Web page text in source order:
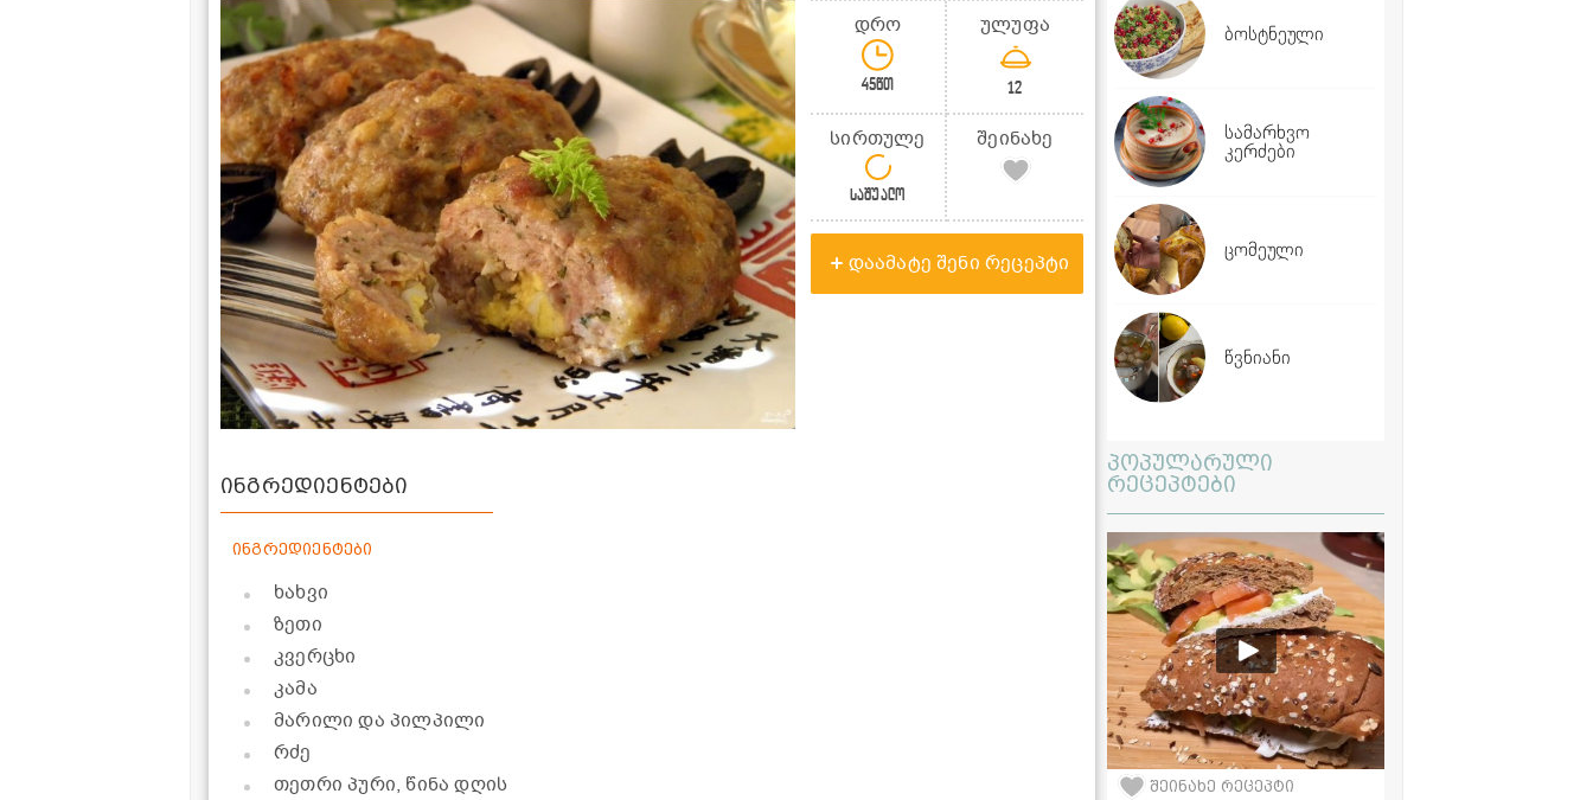
დრო
45წთ
ულუფა
12
სირთულე
საშუალო
შეინახე
დაამატე შენი რეცეპტი
ინგრედიენტები
ინგრედიენტები
ხახვი
ზეთი
კვერცხი
კამა
მარილი და პილპილი
რძე
თეთრი პური, წინა დღის
ბოსტნეული
სამარხვო
კერძები
ცომეული
წვნიანი
პოპულარული
რეცეპტები
შეინახე რეცეპტი